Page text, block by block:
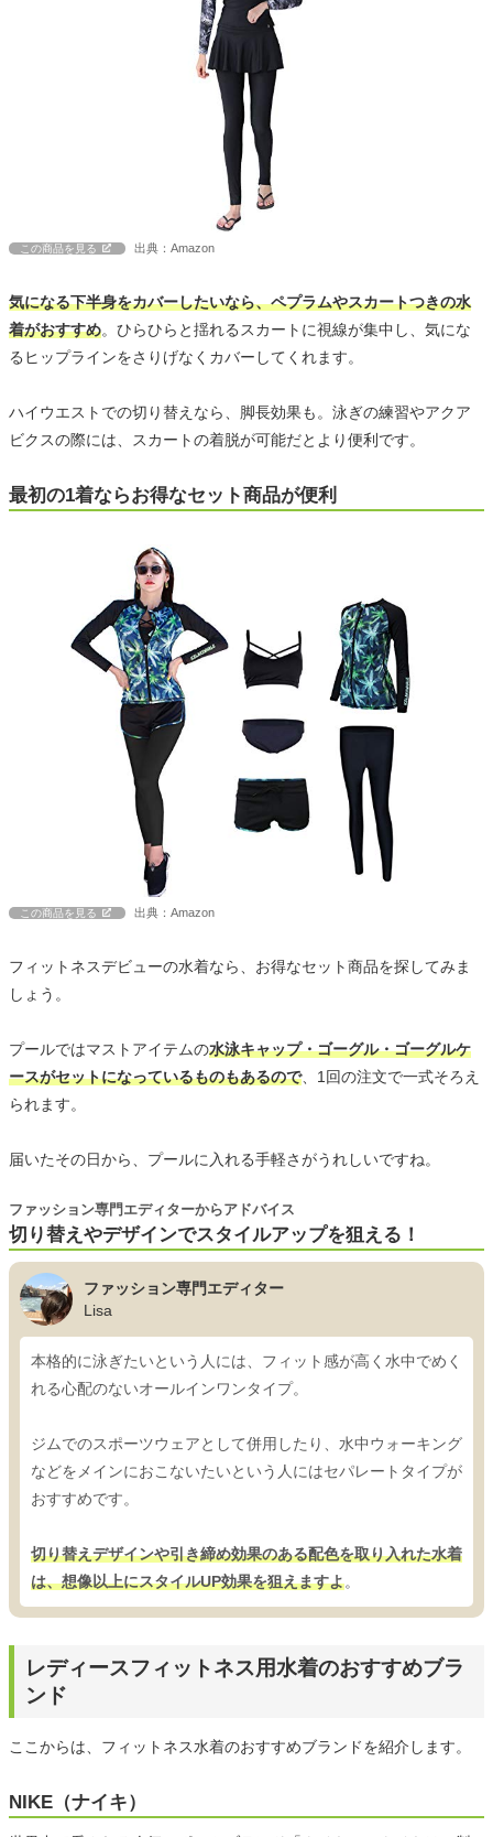
この商品を見る 出典：Amazon
気になる下半身をカバーしたいなら、ペプラムやスカートつきの水
着がおすすめ。ひらひらと揺れるスカートに視線が集中し、気にな
るヒップラインをさりげなくカバーしてくれます。
ハイウエストでの切り替えなら、脚長効果も。泳ぎの練習やアクア
ビクスの際には、スカートの着脱が可能だとより便利です。
最初の1着ならお得なセット商品が便利
この商品を見る 出典：Amazon
フィットネスデビューの水着なら、お得なセット商品を探してみま
しょう。
プールではマストアイテムの水泳キャップ・ゴーグル・ゴーグルケ
ースがセットになっているものもあるので、1回の注文で一式そろえ
られます。
届いたその日から、プールに入れる手軽さがうれしいですね。
切り替えやデザインでスタイルアップを狙える！
ファッション専門エディターからアドバイス
ファッション専門エディター
Lisa
本格的に泳ぎたいという人には、フィット感が高く水中でめく
れる心配のないオールインワンタイプ。
ジムでのスポーツウェアとして併用したり、水中ウォーキング
などをメインにおこないたいという人にはセパレートタイプが
おすすめです。
切り替えデザインや引き締め効果のある配色を取り入れた水着
は、想像以上にスタイルUP効果を狙えますよ。
レディースフィットネス用水着のおすすめブラ
ンド
ここからは、フィットネス水着のおすすめブランドを紹介します。
NIKE（ナイキ）